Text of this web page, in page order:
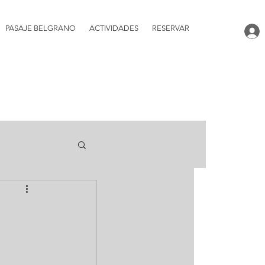
PASAJE BELGRANO ACTIVIDADES RESERVAR